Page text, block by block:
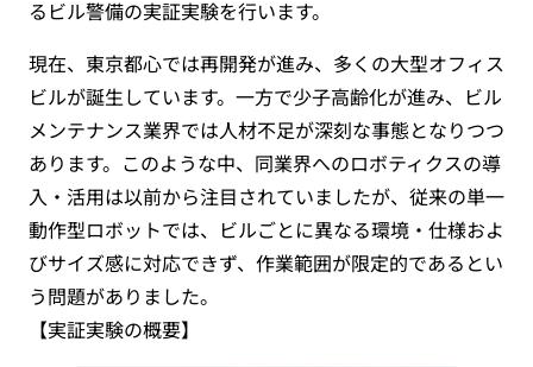
るビル警備の実証実験を行います。
現在、東京都心では再開発が進み、多くの大型オフィス
ビルが誕生しています。一方で少子高齢化が進み、ビル
メンテナンス業界では人材不足が深刻な事態となりつつ
あります。このような中、同業界へのロボティクスの導
入・活用は以前から注目されていましたが、従来の単一
動作型ロボットでは、ビルごとに異なる環境・仕様およ
びサイズ感に対応できず、作業範囲が限定的であるとい
う問題がありました。
【実証実験の概要】